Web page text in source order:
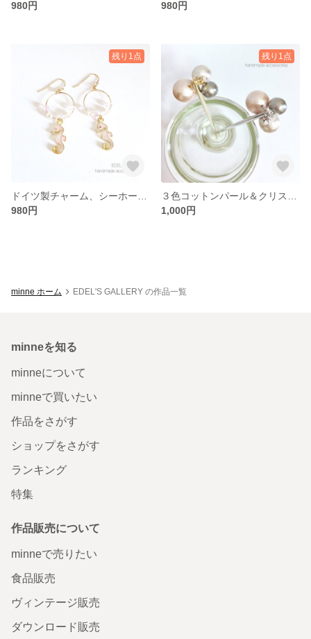
980円 980円
残り1点
980円
残り1点
1,000円
minne ホーム EDEL'S GALLERY の作品一覧
minneを知る
minneについて
minneで買いたい
作品をさがす
ショップをさがす
ランキング
特集
作品販売について
minneで売りたい
食品販売
ヴィンテージ販売
ダウンロード販売